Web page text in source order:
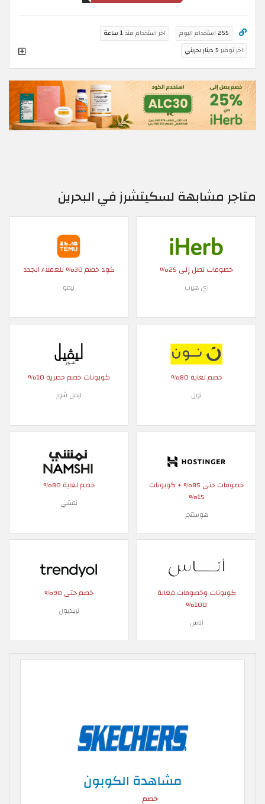
255 استخدام اليوم اخر استخدام منذ1 ساعة
اخر توفير 5 دينار بحريني
متاجر مشابهة لسكيتشرز في البحرين
خصومات تصل إلى 25%
اي هيرب
كود خصم 30% للعملاء الجدد
تيمو
خصم لغاية 80%
نون
كوبونات خصم حصرية 10%
ليفل شوز
خصومات حتى 85% + كوبونات
15%
هوستنجر
خصم لغاية 80%
نمشي
كوبونات وخصومات فعالة
100%
اناس
خصم حتى 90%
ترينديول